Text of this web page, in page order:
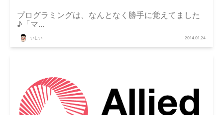
プログラミングは、なんとなく勝手に覚えてました
♪「マ...
いしい 2014.01.24